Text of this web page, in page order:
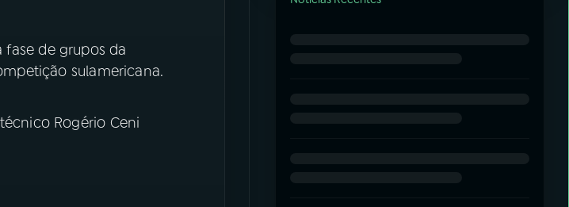
fase de grupos da
sulamericana.
Rogério Ceni